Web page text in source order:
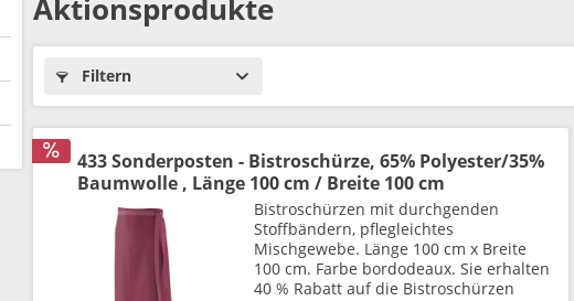
Aktionsprodukte
Filtern
433 Sonderposten - Bistroschürze, 65% Polyester/35%
Baumwolle , Länge 100 cm / Breite 100 cm
Bistroschürzen mit durchgenden
Stoffbändern, pflegleichtes
Mischgewebe. Länge 100 cm x Breite
100 cm. Farbe bordodeaux. Sie erhalten
40 % Rabatt auf die Bistroschürzen